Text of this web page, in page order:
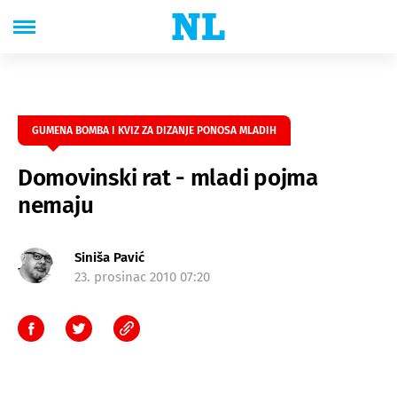
GUMENA BOMBA I KVIZ ZA DIZANJE PONOSA MLADIH
Domovinski rat - mladi pojma
nemaju
Siniša Pavić
23. prosinac 2010 07:20